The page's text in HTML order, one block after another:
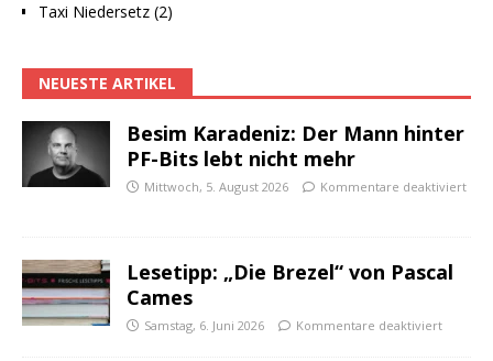
Taxi Niedersetz (2)
NEUESTE ARTIKEL
Besim Karadeniz: Der Mann hinter
PF-Bits lebt nicht mehr
Mittwoch, 5. August 2026 Kommentare deaktiviert
Lesetipp: „Die Brezel“ von Pascal
Cames
Samstag, 6. Juni 2026 Kommentare deaktiviert